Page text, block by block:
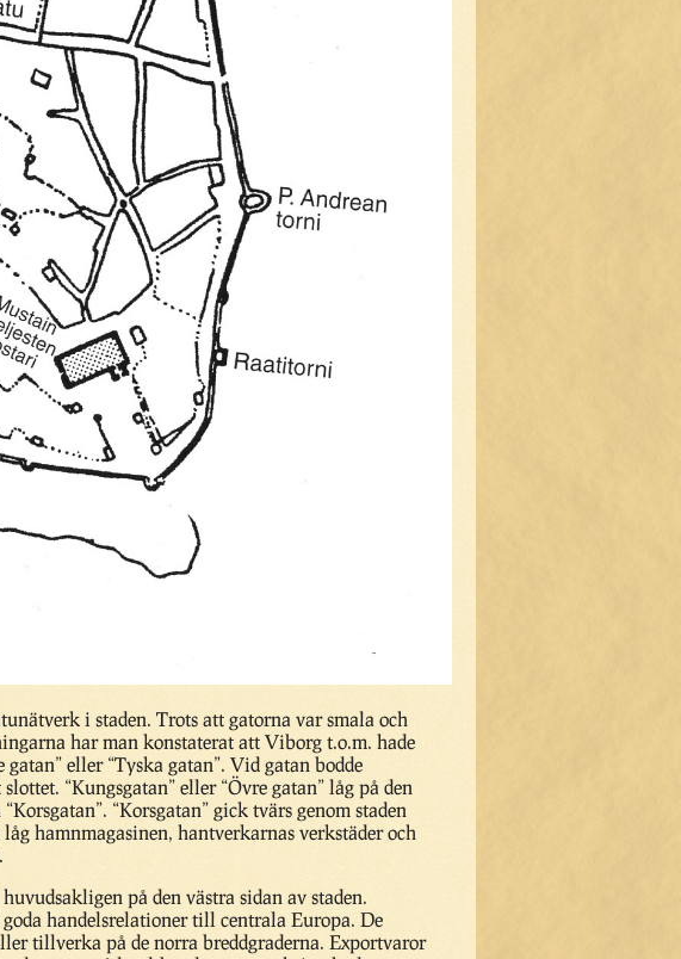
i staden. Trots att gatorna var smala och
har man konstaterat att Viborg t.o.m. hade
eller “Tyska gatan”. Vid gatan bodde
“Kungsgatan” eller “Övre gatan” låg på den
“Korsgatan” gick tvärs genom staden
hamnmagasinen, hantverkarnas verkstäder och
på den västra sidan av staden.
handelsrelationer till centrala Europa. De
tillverka på de norra breddgraderna. Exportvaror